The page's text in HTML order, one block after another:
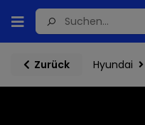
Zurück Hyundai